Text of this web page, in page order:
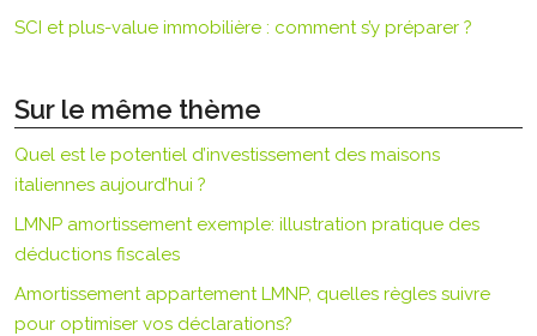
SCI et plus-value immobilière : comment s’y préparer ?
Sur le même thème
Quel est le potentiel d’investissement des maisons
italiennes aujourd’hui ?
LMNP amortissement exemple: illustration pratique des
déductions fiscales
Amortissement appartement LMNP, quelles règles suivre
pour optimiser vos déclarations?